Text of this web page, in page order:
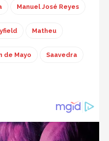
Manuel José Reyes
Matheu
de Mayo Saavedra